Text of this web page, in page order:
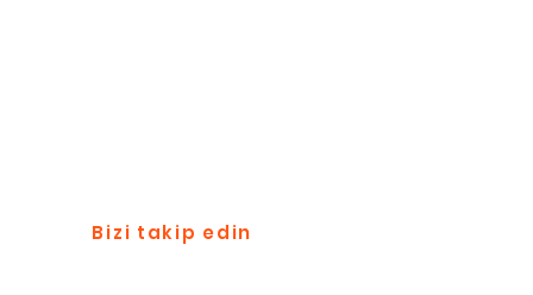
Bizi takip edin